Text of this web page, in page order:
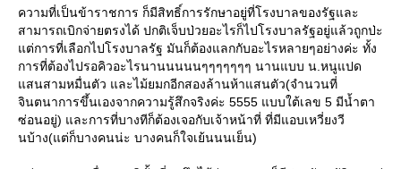
ความที่เป็นข้าราชการ ก็มีสิทธิ์การรักษาอยู่ที่โรงบาลของรัฐและ
สามารถเบิกจ่ายตรงได้ ปกติเจ็บป่วยอะไรก็ไปโรงบาลรัฐอยู่แล้วถูกป่ะ
ต่การที่เลือกไปโรงบาลรัฐ มันก็ต้องแลกกับอะไรหลายๆอย่างค่ะ ทั้ง
การที่ต้องไปรอคิวอะไรนานนนนนๆๆๆๆๆๆๆ นานแบบ น.หนูแปด
สนสามหมื่นตัว และไม้ยมกอีกสองล้านห้าแสนตัว(จำนวนที่
จินตนาการขึ้นเองจากความรู้สึกจริงค่ะ 5555 แบบใต้เลข 5 มีน้ำตา
ซ่อนอยู่) และการที่บางทีก็ต้องเจอกับเจ้าหน้าที่ ที่มีแอบเหวี่ยงวี
นบ้าง(แต่ก็บางคนน่ะ บางคนก็ใจเย้นนนเย็น)